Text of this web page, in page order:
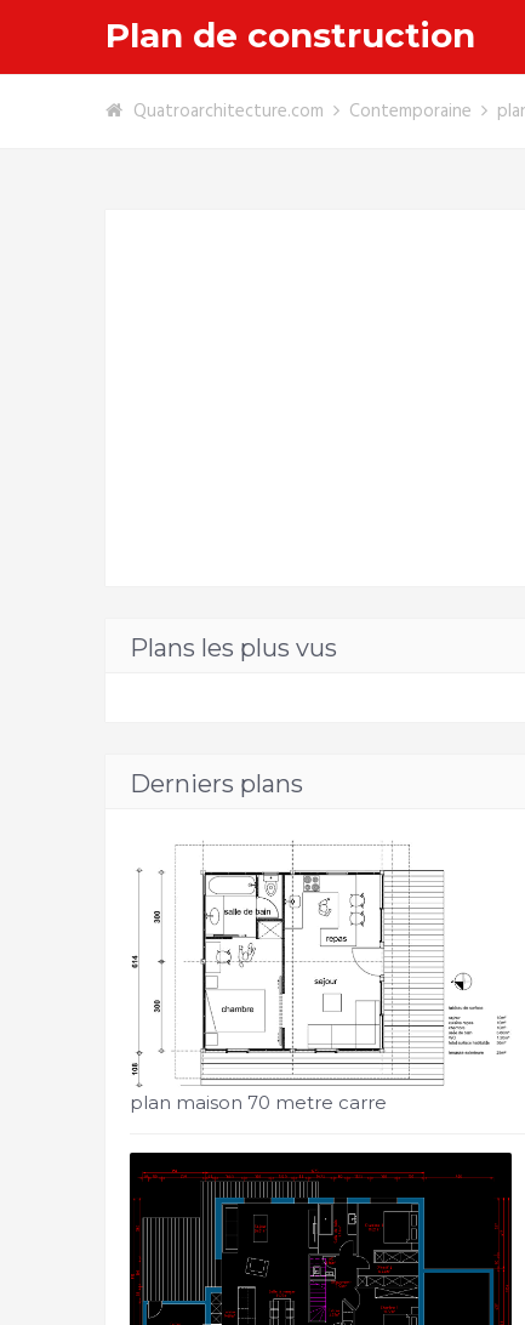
Plan de construction
Quatroarchitecture.com Contemporaine
Plans les plus vus
Derniers plans
plan maison 70 metre carre